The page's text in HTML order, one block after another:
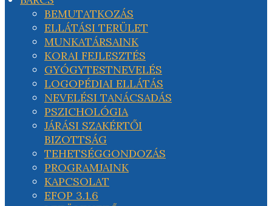
BEMUTATKOZÁS
ELLÁTÁSI TERÜLET
MUNKATÁRSAINK
KORAI FEJLESZTÉS
GYÓGYTESTNEVELÉS
LOGOPÉDIAI ELLÁTÁS
NEVELÉSI TANÁCSADÁS
PSZICHOLÓGIA
JÁRÁSI SZAKÉRTŐI
BIZOTTSÁG
TEHETSÉGGONDOZÁS
PROGRAMJAINK
KAPCSOLAT
EFOP 3.1.6